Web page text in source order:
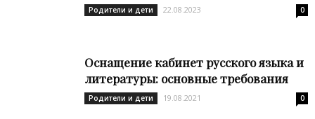
Родители и дети 22.08.2023 0
Оснащение кабинет русского языка и
литературы: основные требования
Родители и дети 19.08.2021 0